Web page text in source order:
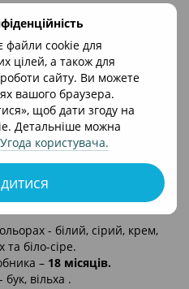
файли cookie для
цілей, а також для
сайту. Ви можете
вашого браузера.
щоб дати згоду на
Детальніше можна
Угода користувача.
ліжечку.
для природньої
не мають гострих кутів
з крутим дизайном.
матеріалів:
- білий, сірий, крем,
та біло-сіре.
– 18 місяців.
вільха .